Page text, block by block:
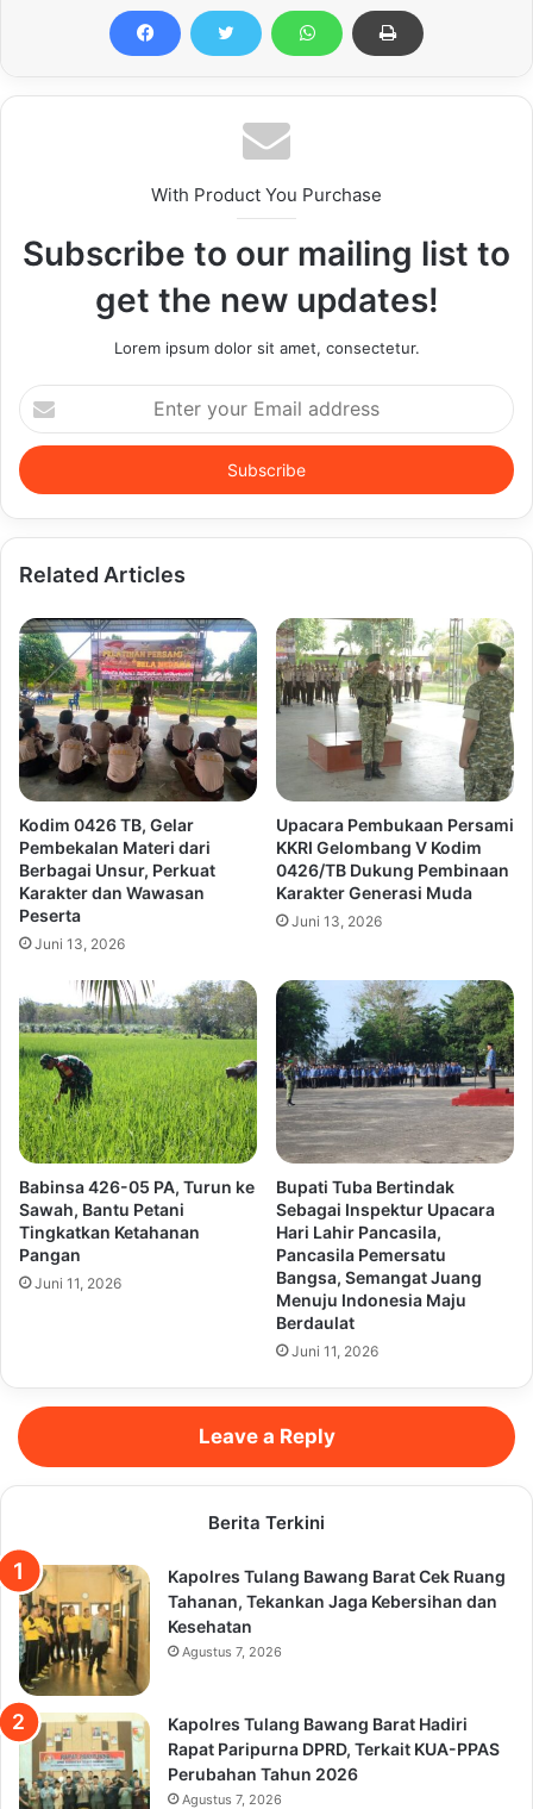
With Product You Purchase
Subscribe to our mailing list to
get the new updates!
Lorem ipsum dolor sit amet, consectetur.
Enter
your
Email
address
Related Articles
Kodim 0426 TB, Gelar
Pembekalan Materi dari
Berbagai Unsur, Perkuat
Karakter dan Wawasan
Peserta
Juni 13, 2026
Upacara Pembukaan Persami
KKRI Gelombang V Kodim
0426/TB Dukung Pembinaan
Karakter Generasi Muda
Juni 13, 2026
Babinsa 426-05 PA, Turun ke
Sawah, Bantu Petani
Tingkatkan Ketahanan
Pangan
Juni 11, 2026
Bupati Tuba Bertindak
Sebagai Inspektur Upacara
Hari Lahir Pancasila,
Pancasila Pemersatu
Bangsa, Semangat Juang
Menuju Indonesia Maju
Berdaulat
Juni 11, 2026
Leave a Reply
Berita Terkini
Kapolres Tulang Bawang Barat Cek Ruang
Tahanan, Tekankan Jaga Kebersihan dan
Kesehatan
Agustus 7, 2026
Kapolres Tulang Bawang Barat Hadiri
Rapat Paripurna DPRD, Terkait KUA-PPAS
Perubahan Tahun 2026
Agustus 7, 2026